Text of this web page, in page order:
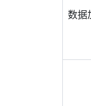
数据